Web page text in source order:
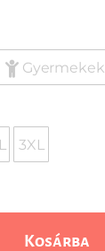
Gyermekek
3XL
Kosárba